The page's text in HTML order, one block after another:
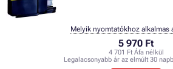
5 970 Ft
4 701 Ft Áfa nélkül
Legalacsonyabb ár az elmúlt 30
Melyik nyomtatókhoz alkalmas